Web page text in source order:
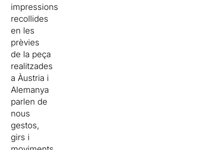
impressions
recollides
en les
prèvies
de la peça
realitzades
a Àustria i
Alemanya
parlen de
nous
gestos,
girs i